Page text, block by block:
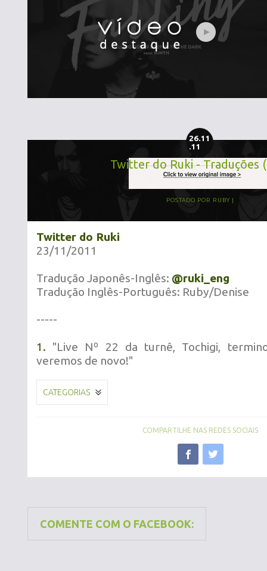
26.11
.11
Twitter do Ruki - Traduções
POSTADO POR RUBY
Twitter do Ruki
23/11/2011
Tradução Japonês-Inglês: @ruki_eng
Tradução Inglês-Português: Ruby/Denise
-----
1. "Live Nº 22 da turnê, Tochigi,
veremos de novo!"
CATEGORIAS
COMPARTILHE NAS REDES SOCIAIS
COMENTE COM O FACEBOOK: